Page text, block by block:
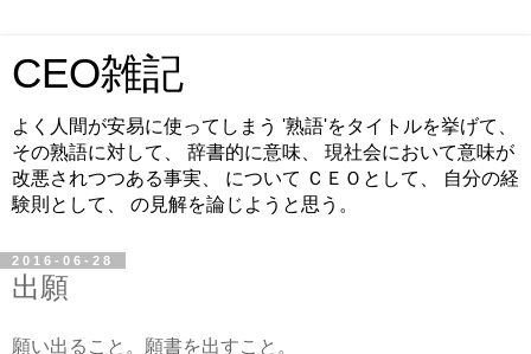
CEO雑記
よく人間が安易に使ってしまう '熟語'をタイトルを挙げて、
その熟語に対して、 辞書的に意味、 現社会において意味が
改悪されつつある事実、 について ＣＥＯとして、 自分の経
験則として、 の見解を論じようと思う。
2016-06-28
出願
願い出ること。願書を出すこと。